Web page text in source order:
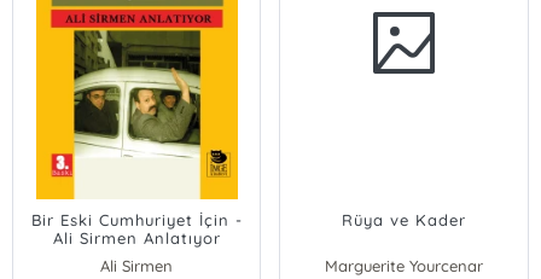
Bir Eski Cumhuriyet İçin -
Ali Sirmen Anlatıyor
Ali Sirmen
Rüya ve Kader
Marguerite Yourcenar